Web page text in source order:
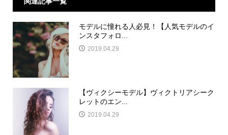
モデルに憧れる人必見！【人気モデルのイ
ンスタフォロ...
2019.04.29
【ヴィクシーモデル】ヴィクトリアシーク
レットのエン...
2019.04.29